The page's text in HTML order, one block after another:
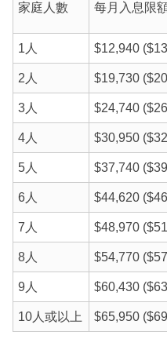
家庭人數 每月入息限
1人 $12,940
2人 $19,730
3人 $24,740
4人 $30,950
5人 $37,740
6人 $44,620
7人 $48,970
8人 $54,770
9人 $60,430
10人或以上 $65,950